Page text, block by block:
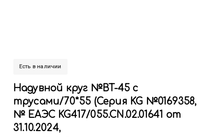
Есть в наличии
Надувной круг №BT-45 с
трусами/70*55 (Серия KG №0169358,
№ ЕАЭС KG417/055.CN.02.01641 от
31.10.2024,